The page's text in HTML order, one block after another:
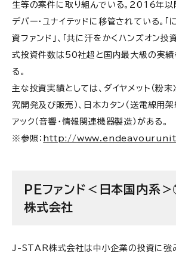
生等の案件に取り組んでいる。2016年以
デバー・ユナイテッドに移管されている。
資ファンド」、「共に汗をかくハンズオン投
式投資件数は50社超と国内最大級の実績
る。
主な投資実績としては、ダイヤメット（粉
究開発及び販売）、日本カタン（送電線用架
アック（音響・情報関連機器製造）がある。
※参照： http://
PEファンド＜日本国内系
株式会社
J-STAR株式会社は中小企業の投資に強